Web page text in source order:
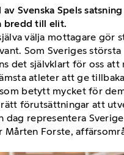
Svenska Spels
bredd till elit.
välja mottagare gör
Som Sveriges största
det självklart för oss
atleter att ge
betytt mycket för
förutsättningar att
dag representera
Mårten Forste,